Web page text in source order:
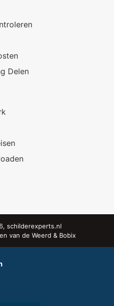
Delen
schilderexperts.nl
van de Weerd & Bobix